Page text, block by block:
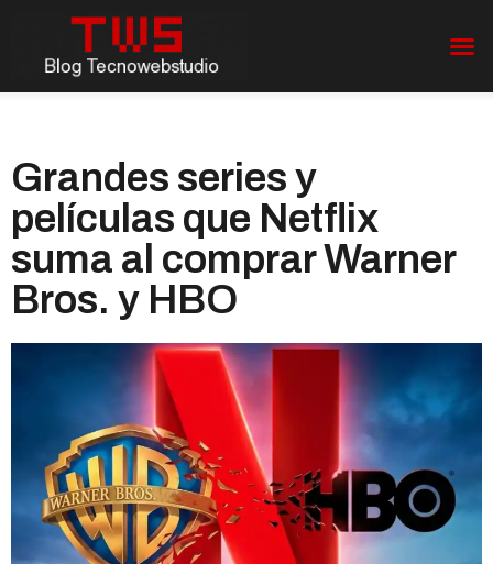
Grandes series y
películas que Netflix
suma al comprar Warner
Bros. y HBO